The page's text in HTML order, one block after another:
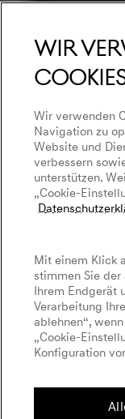
Wir
Wir verwenden
Navigation zu
Website und
verbessern
unterstützen.
„Cookie-
Mit einem Klick
stimmen Sie
Ihrem Endgerät
Verarbeitung
ablehnen“,
„Cookie-
Konfiguration